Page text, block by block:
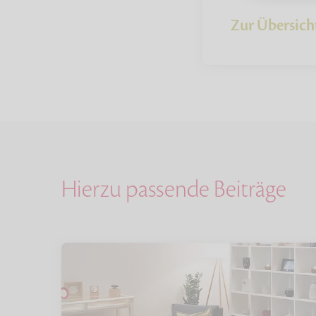
Zur
Hierzu passende Beiträge